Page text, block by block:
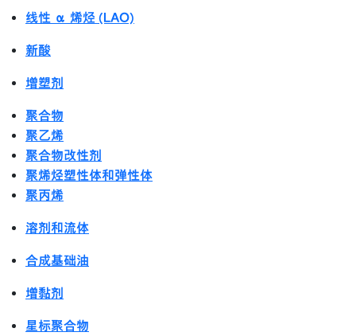
线性 α 烯烃 (LAO)
新酸
增塑剂
聚合物
聚乙烯
聚合物改性剂
聚烯烃塑性体和弹性体
聚丙烯
溶剂和流体
合成基础油
增黏剂
星标聚合物